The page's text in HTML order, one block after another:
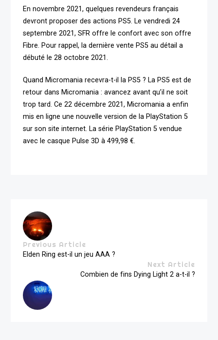
En novembre 2021, quelques revendeurs français
devront proposer des actions PS5. Le vendredi 24
septembre 2021, SFR offre le confort avec son offre
Fibre. Pour rappel, la dernière vente PS5 au détail a
débuté le 28 octobre 2021.
Quand Micromania recevra-t-il la PS5 ? La PS5 est de
retour dans Micromania : avancez avant qu’il ne soit
trop tard. Ce 22 décembre 2021, Micromania a enfin
mis en ligne une nouvelle version de la PlayStation 5
sur son site internet. La série PlayStation 5 vendue
avec le casque Pulse 3D à 499,98 €.
Previous Article
Elden Ring est-il un jeu AAA ?
Next Article
Combien de fins Dying Light 2 a-t-il ?